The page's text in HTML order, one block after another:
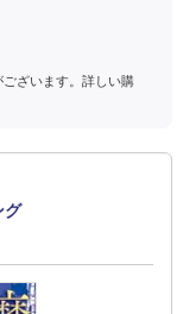
ざいます。詳しい購
グ